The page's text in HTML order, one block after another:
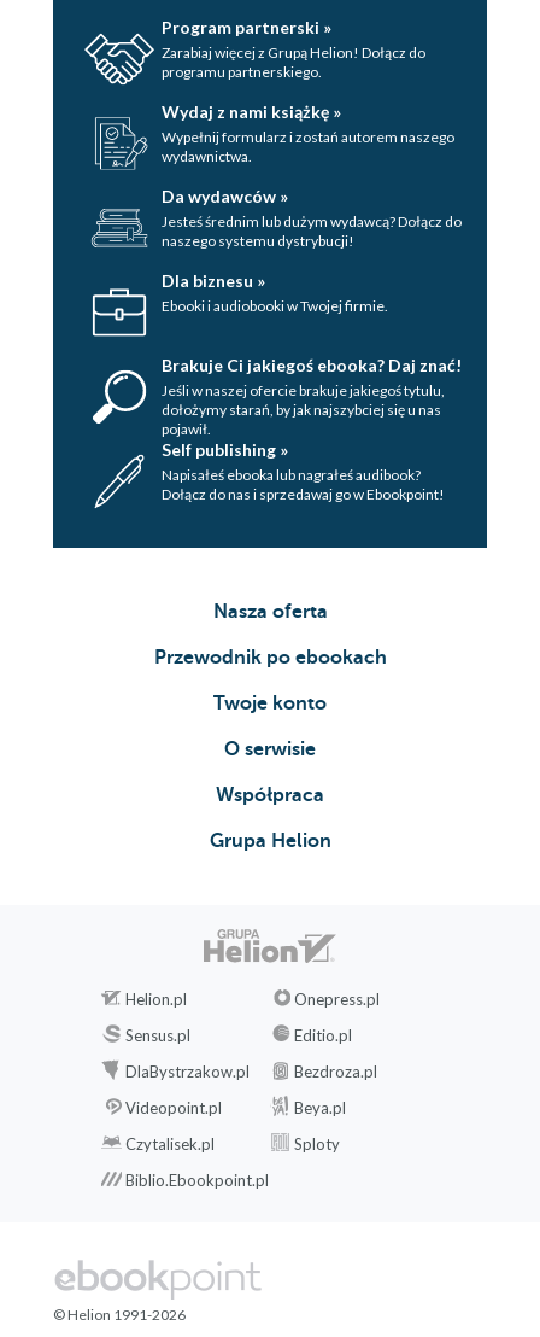
Program partnerski »
Zarabiaj więcej z Grupą Helion! Dołącz do
programu partnerskiego.
Wydaj z nami książkę »
Wypełnij formularz i zostań autorem naszego
wydawnictwa.
Da wydawców »
Jesteś średnim lub dużym wydawcą? Dołącz do
naszego systemu dystrybucji!
Dla biznesu »
Ebooki i audiobooki w Twojej firmie.
Brakuje Ci jakiegoś ebooka? Daj znać!
Jeśli w naszej ofercie brakuje jakiegoś tytulu,
dołożymy starań, by jak najszybciej się u nas
pojawił.
Self publishing »
Napisałeś ebooka lub nagrałeś audibook?
Dołącz do nas i sprzedawaj go w Ebookpoint!
Nasza oferta
Przewodnik po ebookach
Twoje konto
O serwisie
Współpraca
Grupa Helion
Helion.pl
Onepress.pl
Sensus.pl
Editio.pl
DlaBystrzakow.pl
Bezdroza.pl
Videopoint.pl
Beya.pl
Czytalisek.pl
Sploty
Biblio.Ebookpoint.pl
© Helion 1991-2026